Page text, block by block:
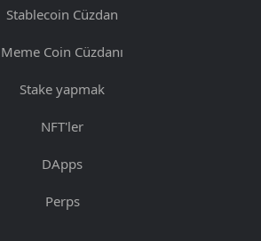
Stablecoin Cüzdan
Meme Coin Cüzdanı
Stake yapmak
NFT'ler
DApps
Perps